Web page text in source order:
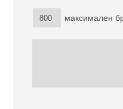
максимален